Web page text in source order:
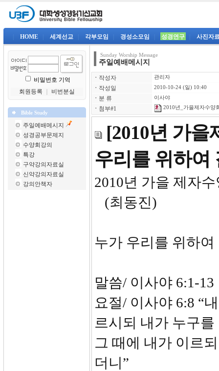
HOME 세계선교 각부모임 경성소모임 성경연구 사진자
비밀번호 기억
회원등록
비번분실
Bible Study
주일예배메시지
성경공부문제지
수양회강의
특강
구약강의자료실
신약강의자료실
강의안책자
Sunday Worship Message
주일예배메시지
ㆍ 작성자 관리자
ㆍ 작성일 2010-10-24 (일) 10:40
ㆍ 분 류 이사야
ㆍ 첨부#1 2010년_가을제자수양
[2010년 가을
우리를 위하여
2010년 가
(최동진)
누가 우리를 위하여
말씀/ 이사야 6:1-13
요절/ 이사야 6:8 “
르시되 내가 누구
그 때에 내가 이르
더니”